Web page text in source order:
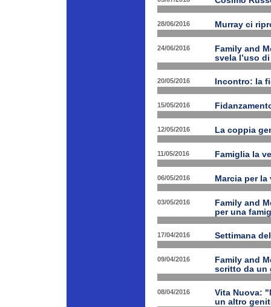
28/06/2016 Murray ci
24/06/2016
Family and
svela l’uso
20/05/2016 Incontro: la
15/05/2016
12/05/2016 La coppia
11/05/2016 Famiglia la
06/05/2016 Marcia per la
03/05/2016
Family and
per una
17/04/2016 Settimana
09/04/2016
Family and
scritto da un
08/04/2016
Vita Nuova:
un altro